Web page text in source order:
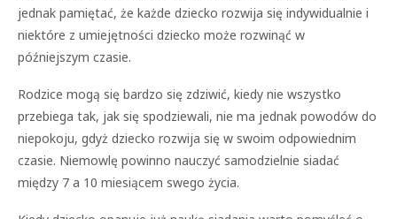
jednak pamiętać, że każde dziecko rozwija się indywidualnie i
niektóre z umiejętności dziecko może rozwinąć w
późniejszym czasie.
Rodzice mogą się bardzo się zdziwić, kiedy nie wszystko
przebiega tak, jak się spodziewali, nie ma jednak powodów do
niepokoju, gdyż dziecko rozwija się w swoim odpowiednim
czasie. Niemowlę powinno nauczyć samodzielnie siadać
między 7 a 10 miesiącem swego życia.